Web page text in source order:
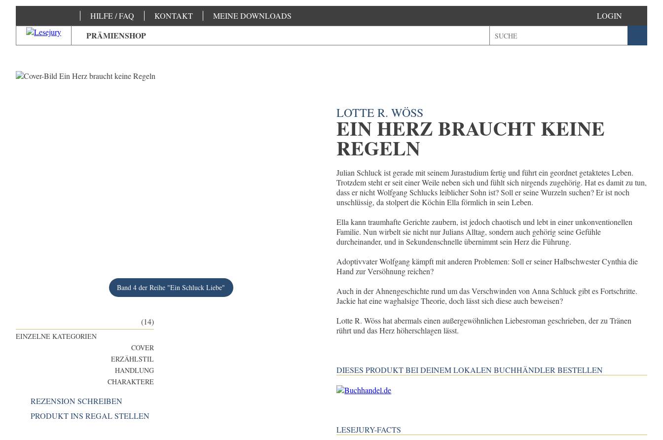
HILFE / FAQ KONTAKT MEINE DOWNLOADS
PRÄMIENSHOP
LOGIN
Band 4 der Reihe "Ein Schluck Liebe"
(14)
EINZELNE KATEGORIEN
COVER
ERZÄHLSTIL
HANDLUNG
CHARAKTERE
REZENSION SCHREIBEN
PRODUKT INS REGAL STELLEN
LOTTE R. WÖSS
EIN HERZ BRAUCHT KEINE
REGELN
Julian Schluck ist gerade mit seinem Jurastudium fertig und führt ein geordnet getaktetes Leben.
Trotzdem steht er seit einer Weile neben sich und fühlt sich nirgends zugehörig. Hat es damit zu tun,
dass er nicht Wolfgang Schlucks leiblicher Sohn ist? Soll er seine Wurzeln suchen? Er ist noch
unschlüssig, da stolpert die Köchin Ella förmlich in sein Leben.
Ella kann traumhafte Gerichte zaubern, ist jedoch chaotisch und lebt in einer unkonventionellen
Familie. Nun wirbelt sie nicht nur Julians Alltag, sondern auch gehörig seine Gefühle
durcheinander, und in Sekundenschnelle übernimmt sein Herz die Führung.
Adoptivvater Wolfgang kämpft mit anderen Problemen: Soll er seiner Halbschwester Cynthia die
Hand zur Versöhnung reichen?
Auch in der Ahnengeschichte rund um das Verschwinden von Anna Schluck gibt es Fortschritte.
Jackie hat eine waghalsige Theorie, doch lässt sich diese auch beweisen?
Lotte R. Wöss hat abermals einen außergewöhnlichen Liebesroman geschrieben, der zu Tränen
rührt und das Herz höherschlagen lässt.
DIESES PRODUKT BEI DEINEM LOKALEN BUCHHÄNDLER BESTELLEN
LESEJURY-FACTS